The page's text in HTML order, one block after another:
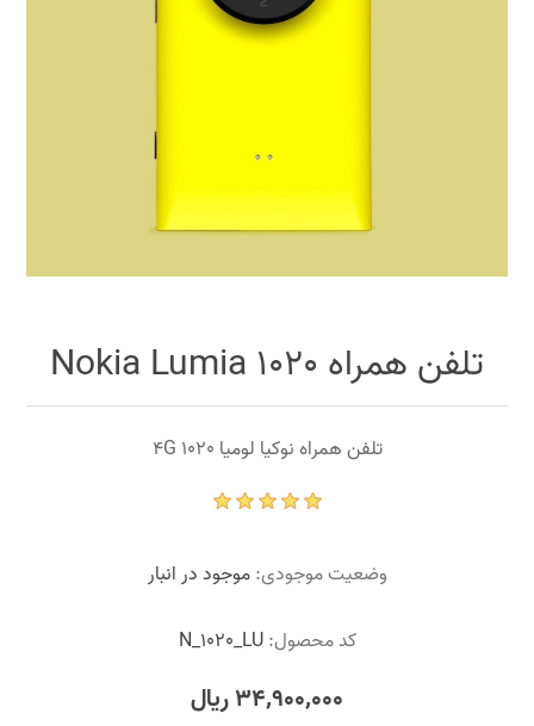
تلفن همراه Nokia Lumia 1020
تلفن همراه نوکیا لومیا 1020 4G
وضعیت موجودی: موجود در انبار
کد محصول: N_1020_LU
34٬900٬000 ریال